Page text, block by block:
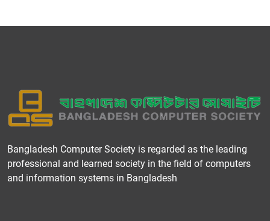
Bangladesh Computer Society is regarded as the leading
professional and learned society in the field of computers
and information systems in Bangladesh